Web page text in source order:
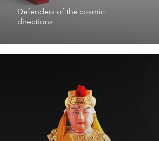
Defenders of the cosmic
directions